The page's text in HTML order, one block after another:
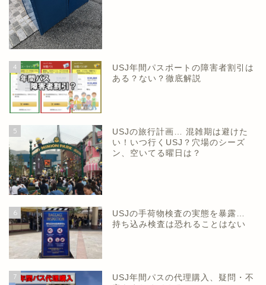
4
USJ年間パスポートの障害者割引は
ある？ない？徹底解説
5
USJの旅行計画… 混雑期は避けた
い！いつ行くUSJ？穴場のシーズ
ン、空いてる曜日は？
6
USJの手荷物検査の実態を暴露…
持ち込み検査は恐れることはない
7
USJ年間パスの代理購入、疑問・不